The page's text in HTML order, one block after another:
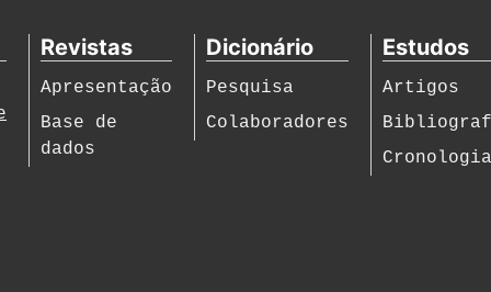
Revistas
Apresentação
Base de
dados
Dicionário
Pesquisa
Colaboradores
Estudos
Artigos